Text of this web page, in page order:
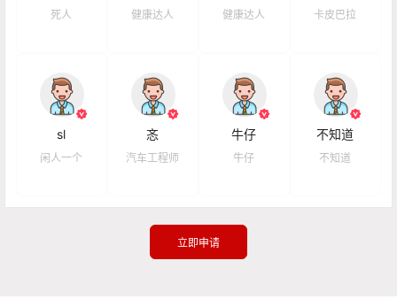
死人 健康达人 健康达人 卡皮巴拉
sl
闲人一个
忞
汽车工程师
牛仔
牛仔
不知道
不知道
立即申请